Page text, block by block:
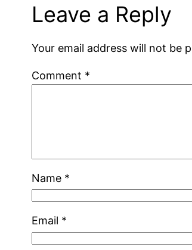
Leave a Reply
Your email address will not be
Comment *
Name *
Email *